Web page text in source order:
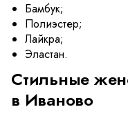
Бамбук;
Полиэстер;
Лайкра;
Эластан.
Стильные
в Иваново